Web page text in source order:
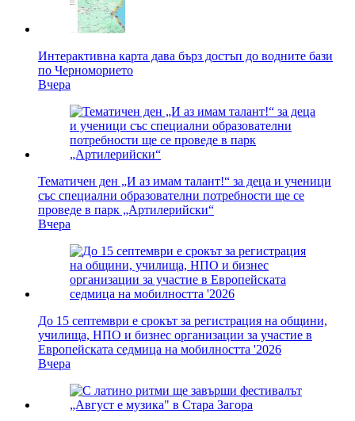
Интерактивна карта дава бърз достъп до водните бази
по Черноморието
Вчера
Тематичен ден „И аз имам талант!“ за деца и ученици
със специални образователни потребности ще се
проведе в парк „Артилерийски“
Вчера
До 15 септември е срокът за регистрация на общини,
училища, НПО и бизнес организации за участие в
Европейската седмица на мобилността '2026
Вчера